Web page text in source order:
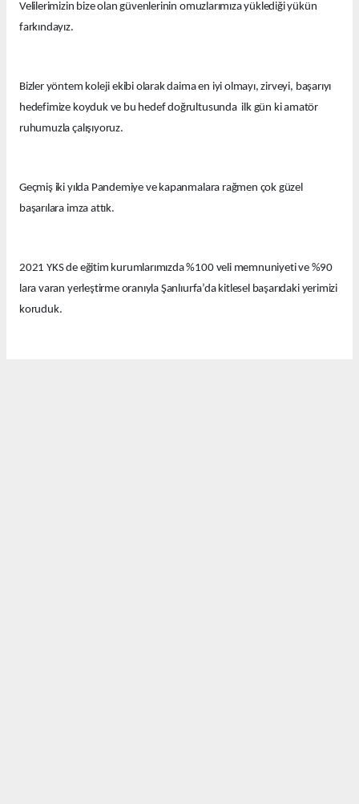
Velilerimizin bize olan güvenlerinin omuzlarımıza yüklediği yükün
farkındayız.
Bizler yöntem koleji ekibi olarak daima en iyi olmayı, zirveyi, başarıyı
hedefimize koyduk ve bu hedef doğrultusunda ilk gün ki amatör
ruhumuzla çalışıyoruz.
Geçmiş iki yılda Pandemiye ve kapanmalara rağmen çok güzel
başarılara imza attık.
2021 YKS de eğitim kurumlarımızda %100 veli memnuniyeti ve %90
lara varan yerleştirme oranıyla Şanlıurfa’da kitlesel başarıdaki yerimizi
koruduk.